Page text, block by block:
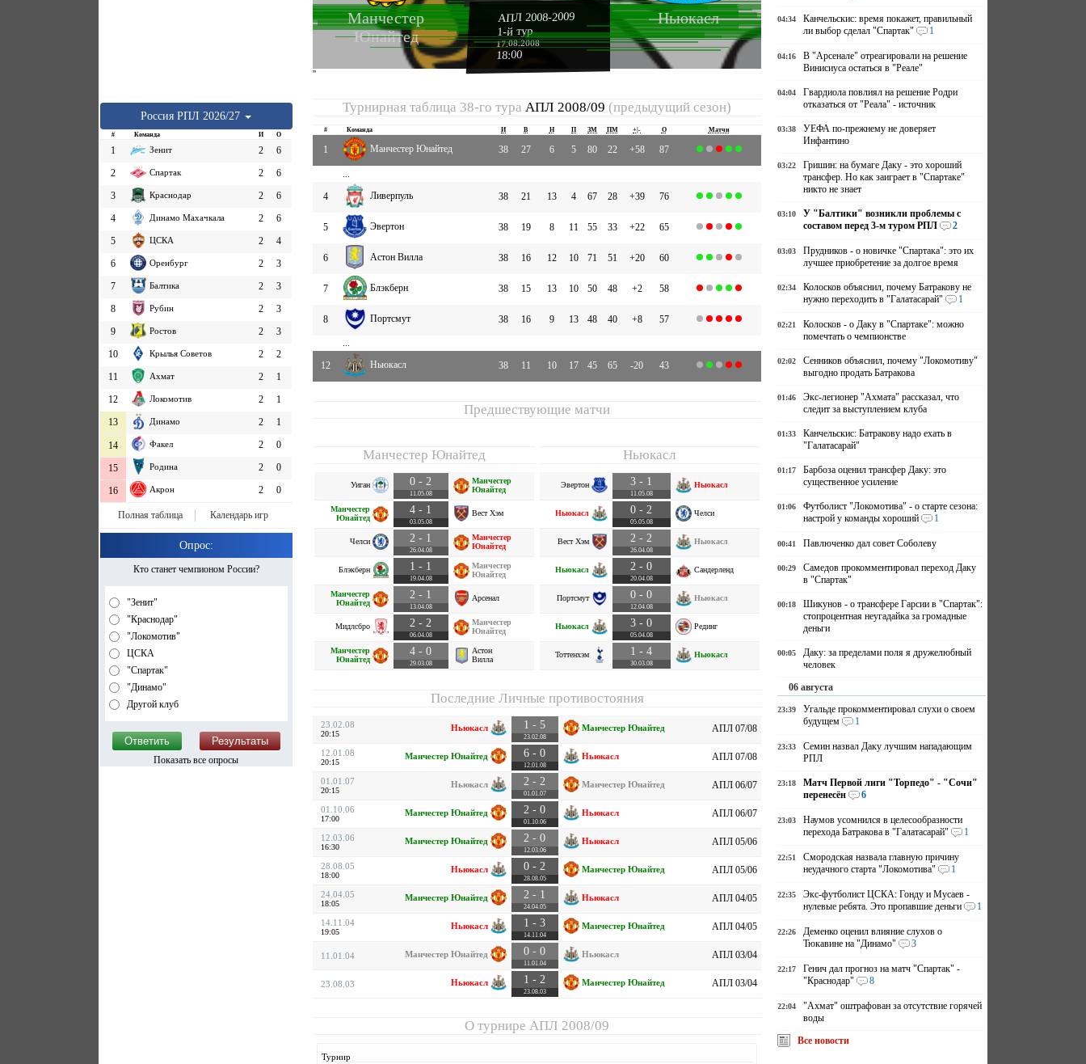
Россия РПЛ 2026/27
# Команда И О
1 Зенит 2
6
2
Спартак 2
6
3
Краснодар 2
6
4
Динамо Махачкала 2
6
5
ЦСКА 2
4
6
Оренбург 2
3
7
Балтика 2
3
8
Рубин 2
3
9
Ростов 2
3
10
Крылья Советов 2
2
11
Ахмат 2
1
12
Локомотив 2
1
13
Динамо 2 1
14 Факел 2 0
15 Родина 2 0
16 Акрон 2 0
Полная таблица Календарь игр
Опрос:
Кто станет чемпионом России?
"Зенит"
"Краснодар"
"Локомотив"
ЦСКА
"Спартак"
"Динамо"
Другой клуб
Показать все опросы
Манчестер
Юнайтед
Ньюкасл
АПЛ 2008-2009
1-й тур
17.08.2008
18:00
''
Турнирная таблица 38-го тураАПЛ 2008/09 (предыдущий сезон)
# Команда И В Н П ЗМ ПМ +|- О Матчи
1 Манчестер Юнайтед 38 27 6 5 80 22 +58 87
...
4
Ливерпуль 38 21 13 4 67 28 +39 76
5 Эвертон 38 19 8 11 55 33 +22 65
6 Астон Вилла 38 16 12 10 71 51 +20 60
7 Блэкберн 38 15 13 10 50 48 +2 58
8 Портсмут 38 16 9 13 48 40 +8 57
...
12
Ньюкасл 38 11 10 17 45 65 -20 43
Предшествующие матчи
Манчестер Юнайтед
Уиган 0 - 2
11.05.08
Манчестер
Юнайтед
Манчестер
Юнайтед
4 - 1
03.05.08
Вест Хэм
Челси 2 - 1
26.04.08
Манчестер
Юнайтед
Блэкберн 1 - 1
19.04.08
Манчестер
Юнайтед
Манчестер
Юнайтед
2 - 1
13.04.08
Арсенал
Мидлсбро 2 - 2
06.04.08
Манчестер
Юнайтед
Манчестер
Юнайтед
4 - 0
29.03.08
Астон
Вилла
Ньюкасл
Эвертон 3 - 1
11.05.08
Ньюкасл
Ньюкасл 0 - 2
05.05.08
Челси
Вест Хэм 2 - 2
26.04.08
Ньюкасл
Ньюкасл 2 - 0
20.04.08
Сандерленд
Портсмут 0 - 0
12.04.08
Ньюкасл
Ньюкасл 3 - 0
05.04.08
Рединг
Тоттенхэм 1 - 4
30.03.08
Ньюкасл
Последние Личные противостояния
23.02.08
20:15
Ньюкасл 1 - 5
23.02.08
Манчестер Юнайтед АПЛ 07/08
12.01.08
20:15
Манчестер Юнайтед 6 - 0
12.01.08
Ньюкасл АПЛ 07/08
01.01.07
20:15
Ньюкасл 2 - 2
01.01.07
Манчестер Юнайтед АПЛ 06/07
01.10.06
17:00
Манчестер Юнайтед 2 - 0
01.10.06
Ньюкасл АПЛ 06/07
12.03.06
16:30
Манчестер Юнайтед 2 - 0
12.03.06
Ньюкасл АПЛ 05/06
28.08.05
18:00
Ньюкасл 0 - 2
28.08.05
Манчестер Юнайтед АПЛ 05/06
24.04.05
18:05
Манчестер Юнайтед 2 - 1
24.04.05
Ньюкасл АПЛ 04/05
14.11.04
19:05
Ньюкасл 1 - 3
14.11.04
Манчестер Юнайтед АПЛ 04/05
11.01.04 Манчестер Юнайтед 0 - 0
11.01.04
Ньюкасл АПЛ 03/04
23.08.03 Ньюкасл 1 - 2
23.08.03
Манчестер Юнайтед АПЛ 03/04
О турнире АПЛ 2008/09
Турнир
04:34
Канчельскис: время покажет, правильный
ли выбор сделал "Спартак"
1
04:16
В "Арсенале" отреагировали на решение
Винисиуса остаться в "Реале"
04:04
Гвардиола повлиял на решение Родри
отказаться от "Реала" - источник
03:38
УЕФА по-прежнему не доверяет
Инфантино
03:22
Гришин: на бумаге Даку - это хороший
трансфер. Но как заиграет в "Спартаке"
никто не знает
03:10
У "Балтики" возникли проблемы с
составом перед 3-м туром РПЛ
2
03:03
Прудников - о новичке "Спартака": это их
лучшее приобретение за долгое время
02:34
Колосков объяснил, почему Батракову не
нужно переходить в "Галатасарай"
1
02:21
Колосков - о Даку в "Спартаке": можно
помечтать о чемпионстве
02:02
Сенников объяснил, почему "Локомотиву"
выгодно продать Батракова
01:46
Экс-легионер "Ахмата" рассказал, что
следит за выступлением клуба
01:33
Канчельскис: Батракову надо ехать в
"Галатасарай"
01:17
Барбоза оценил трансфер Даку: это
существенное усиление
01:06
Футболист "Локомотива" - о старте сезона:
настрой у команды хороший
1
00:41 Павлюченко дал совет Соболеву
00:29
Самедов прокомментировал переход Даку
в "Спартак"
00:18
Шикунов - о трансфере Гарсии в "Спартак":
стопроцентная неугадайка за громадные
деньги
00:05
Даку: за пределами поля я дружелюбный
человек
06 августа
23:39
Угальде прокомментировал слухи о своем
будущем
1
23:33
Семин назвал Даку лучшим нападающим
РПЛ
23:18
Матч Первой лиги "Торпедо" - "Сочи"
перенесён
6
23:03
Наумов усомнился в целесообразности
перехода Батракова в "Галатасарай"
1
22:51
Смородская назвала главную причину
неудачного старта "Локомотива"
1
22:35
Экс-футболист ЦСКА: Гонду и Мусаев -
нулевые ребята. Это пропавшие деньги
1
22:26
Деменко оценил влияние слухов о
Тюкавине на "Динамо"
3
22:17
Генич дал прогноз на матч "Спартак" -
"Краснодар"
8
22:04
"Ахмат" оштрафован за отсутствие горячей
воды
Все новости